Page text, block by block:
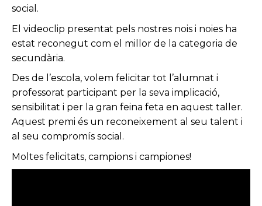
social.
El videoclip presentat pels nostres nois i noies ha
estat reconegut com el millor de la categoria de
secundària.
Des de l’escola, volem felicitar tot l’alumnat i
professorat participant per la seva implicació,
sensibilitat i per la gran feina feta en aquest taller.
Aquest premi és un reconeixement al seu talent i
al seu compromís social.
Moltes felicitats, campions i campiones!